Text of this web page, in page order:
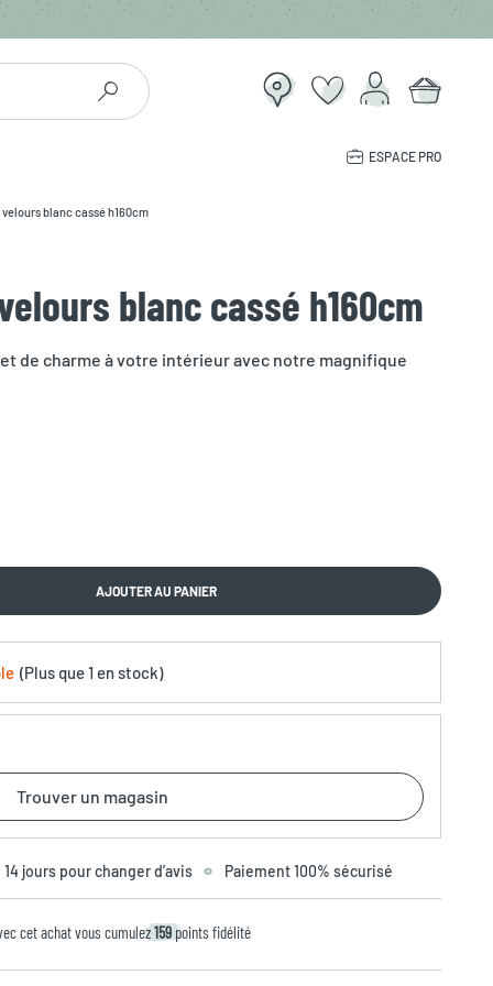
ESPACE PRO
blanc cassé h160cm
blanc cassé h160cm
de charme à votre intérieur avec notre magnifique
AJOUTER AU PANIER
(Plus que1 en stock)
Trouver un magasin
14 jours pour changer d’avis Paiement 100% sécurisé
cet achat vous cumulez159 points fidélité